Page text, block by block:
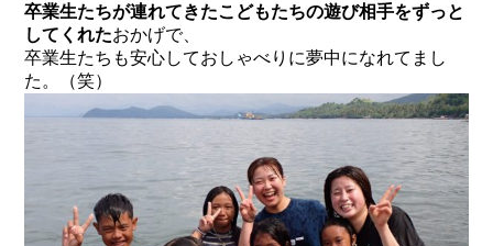
卒業生たちが連れてきたこどもたちの遊び相手をずっと
してくれたおかげで、
卒業生たちも安心しておしゃべりに夢中になれてまし
た。（笑）